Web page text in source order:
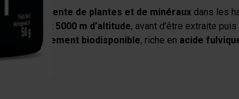
lente de plantes et de minéraux dans les
1000 et 5000 m d’altitude, avant d’être extraite
hautement biodisponible, riche en acide